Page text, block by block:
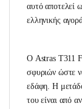
αυτό αποτελεί
ελληνικής
Ο Astras T311
σφυριών ώστε
εδάφη. Η
του είναι από